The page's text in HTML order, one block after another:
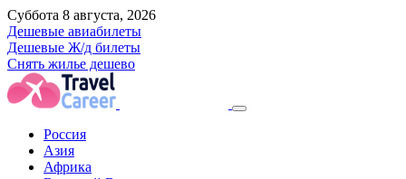
Суббота 8 августа, 2026
Дешевые авиабилеты
Дешевые Ж/д билеты
Снять жилье дешево
Россия
Азия
Африка